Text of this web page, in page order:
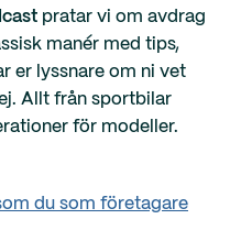
pratar vi om avdrag
manér med tips,
er lyssnare om ni vet
Allt från sportbilar
för modeller.
du som företagare